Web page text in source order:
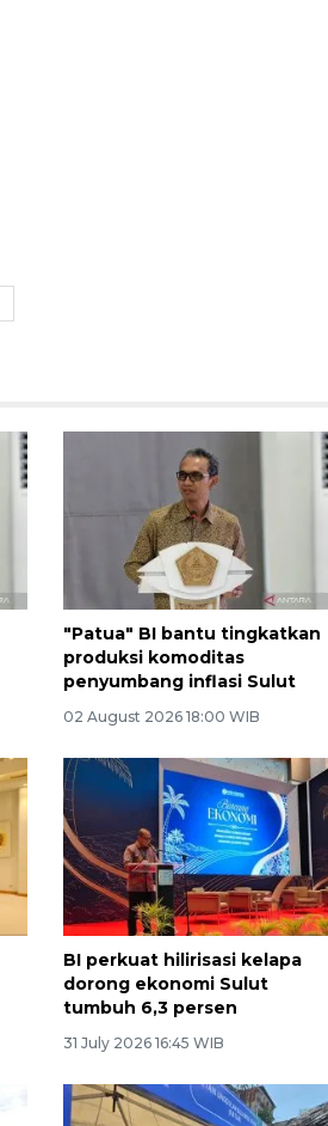
"Patua" BI bantu tingkatkan
produksi komoditas
penyumbang inflasi Sulut
02 August 2026 18:00 WIB
BI perkuat hilirisasi kelapa
dorong ekonomi Sulut
tumbuh 6,3 persen
31 July 2026 16:45 WIB